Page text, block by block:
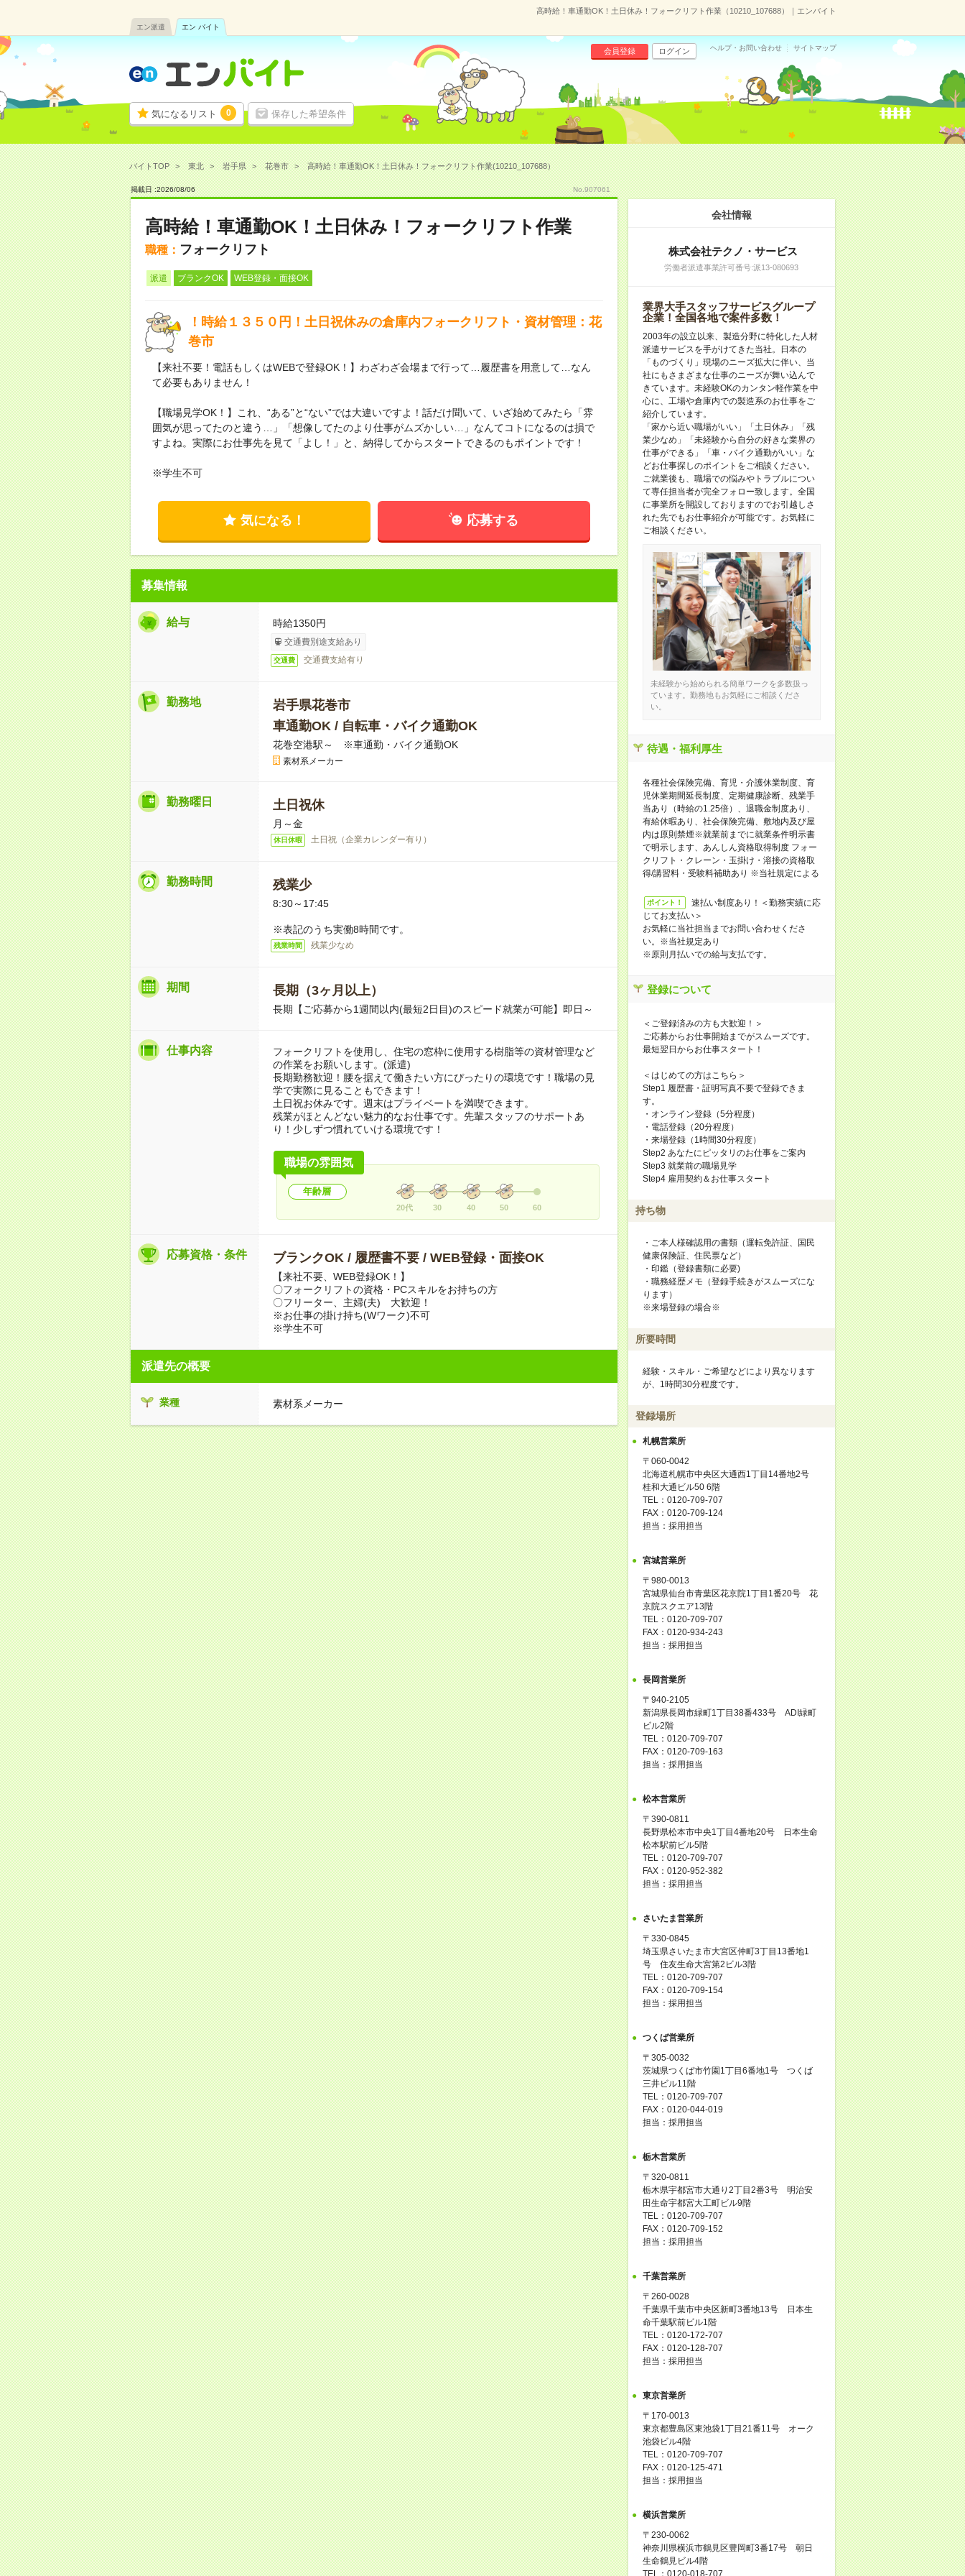
高時給！車通勤OK！土日休み！フォークリフト作業（10210_107688）｜エンバイト
エン派遣 エン バイト
気になるリスト 0 保存した希望条件
会員登録 ログイン ヘルプ・お問い合わせ サイトマップ
バイトTOP 東北 岩手県 花巻市 高時給！車通勤OK！土日休み！フォークリフト作業(10210_107688）
掲載日 :2026/08/06 No.907061
高時給！車通勤OK！土日休み！フォークリフト作業
職種： フォークリフト
派遣 ブランクOK WEB登録・面接OK
！時給１３５０円！土日祝休みの倉庫内フォークリフト・資材管理：花
巻市
【来社不要！電話もしくはWEBで登録OK！】わざわざ会場まで行って…履歴書を用意して…なん
て必要もありません！
【職場見学OK！】これ、“ある”と“ない”では大違いですよ！話だけ聞いて、いざ始めてみたら「雰
囲気が思ってたのと違う…」「想像してたのより仕事がムズかしい…」なんてコトになるのは損で
すよね。実際にお仕事先を見て「よし！」と、納得してからスタートできるのもポイントです！
※学生不可
気になる！ 応募する
募集情報
給与 時給1350円
交通費別途支給あり
交通費 交通費支給有り
勤務地
岩手県花巻市
車通勤OK / 自転車・バイク通勤OK
花巻空港駅～ ※車通勤・バイク通勤OK
素材系メーカー
勤務曜日 土日祝休
月～金
休日休暇 土日祝（企業カレンダー有り）
勤務時間 残業少
8:30～17:45
※表記のうち実働8時間です。
残業時間 残業少なめ
期間 長期（3ヶ月以上）
長期【ご応募から1週間以内(最短2日目)のスピード就業が可能】即日～
仕事内容
フォークリフトを使用し、住宅の窓枠に使用する樹脂等の資材管理など
の作業をお願いします。(派遣)
長期勤務歓迎！腰を据えて働きたい方にぴったりの環境です！職場の見
学で実際に見ることもできます！
土日祝お休みです。週末はプライベートを満喫できます。
残業がほとんどない魅力的なお仕事です。先輩スタッフのサポートあ
り！少しずつ慣れていける環境です！
職場の雰囲気
年齢層
20代 30 40 50 60
応募資格・条件 ブランクOK / 履歴書不要 / WEB登録・面接OK
【来社不要、WEB登録OK！】
〇フォークリフトの資格・PCスキルをお持ちの方
〇フリーター、主婦(夫) 大歓迎！
※お仕事の掛け持ち(Wワーク)不可
※学生不可
派遣先の概要
業種 素材系メーカー
会社情報
株式会社テクノ・サービス
労働者派遣事業許可番号:派13-080693
業界大手スタッフサービスグループ
企業！全国各地で案件多数！
2003年の設立以来、製造分野に特化した人材
派遣サービスを手がけてきた当社。日本の
「ものづくり」現場のニーズ拡大に伴い、当
社にもさまざまな仕事のニーズが舞い込んで
きています。未経験OKのカンタン軽作業を中
心に、工場や倉庫内での製造系のお仕事をご
紹介しています。
「家から近い職場がいい」「土日休み」「残
業少なめ」「未経験から自分の好きな業界の
仕事ができる」「車・バイク通勤がいい」な
どお仕事探しのポイントをご相談ください。
ご就業後も、職場での悩みやトラブルについ
て専任担当者が完全フォロー致します。全国
に事業所を開設しておりますのでお引越しさ
れた先でもお仕事紹介が可能です。お気軽に
ご相談ください。
未経験から始められる簡単ワークを多数扱っ
ています。勤務地もお気軽にご相談くださ
い。
待遇・福利厚生
各種社会保険完備、育児・介護休業制度、育
児休業期間延長制度、定期健康診断、残業手
当あり（時給の1.25倍）、退職金制度あり、
有給休暇あり、社会保険完備、敷地内及び屋
内は原則禁煙※就業前までに就業条件明示書
で明示します、あんしん資格取得制度 フォー
クリフト・クレーン・玉掛け・溶接の資格取
得/講習料・受験料補助あり ※当社規定による
ポイント！
速払い制度あり！＜勤務実績に応
じてお支払い＞
お気軽に当社担当までお問い合わせくださ
い。※当社規定あり
※原則月払いでの給与支払です。
登録について
＜ご登録済みの方も大歓迎！＞
ご応募からお仕事開始までがスムーズです。
最短翌日からお仕事スタート！
＜はじめての方はこちら＞
Step1 履歴書・証明写真不要で登録できま
す。
・オンライン登録（5分程度）
・電話登録（20分程度）
・来場登録（1時間30分程度）
Step2 あなたにピッタリのお仕事をご案内
Step3 就業前の職場見学
Step4 雇用契約＆お仕事スタート
持ち物
・ご本人様確認用の書類（運転免許証、国民
健康保険証、住民票など）
・印鑑（登録書類に必要)
・職務経歴メモ（登録手続きがスムーズにな
ります）
※来場登録の場合※
所要時間
経験・スキル・ご希望などにより異なります
が、1時間30分程度です。
登録場所
札幌営業所
〒060-0042
北海道札幌市中央区大通西1丁目14番地2号
桂和大通ビル50 6階
TEL：0120-709-707
FAX：0120-709-124
担当：採用担当
宮城営業所
〒980-0013
宮城県仙台市青葉区花京院1丁目1番20号 花
京院スクエア13階
TEL：0120-709-707
FAX：0120-934-243
担当：採用担当
長岡営業所
〒940-2105
新潟県長岡市緑町1丁目38番433号 ADI緑町
ビル2階
TEL：0120-709-707
FAX：0120-709-163
担当：採用担当
松本営業所
〒390-0811
長野県松本市中央1丁目4番地20号 日本生命
松本駅前ビル5階
TEL：0120-709-707
FAX：0120-952-382
担当：採用担当
さいたま営業所
〒330-0845
埼玉県さいたま市大宮区仲町3丁目13番地1
号 住友生命大宮第2ビル3階
TEL：0120-709-707
FAX：0120-709-154
担当：採用担当
つくば営業所
〒305-0032
茨城県つくば市竹園1丁目6番地1号 つくば
三井ビル11階
TEL：0120-709-707
FAX：0120-044-019
担当：採用担当
栃木営業所
〒320-0811
栃木県宇都宮市大通り2丁目2番3号 明治安
田生命宇都宮大工町ビル9階
TEL：0120-709-707
FAX：0120-709-152
担当：採用担当
千葉営業所
〒260-0028
千葉県千葉市中央区新町3番地13号 日本生
命千葉駅前ビル1階
TEL：0120-172-707
FAX：0120-128-707
担当：採用担当
東京営業所
〒170-0013
東京都豊島区東池袋1丁目21番11号 オーク
池袋ビル4階
TEL：0120-709-707
FAX：0120-125-471
担当：採用担当
横浜営業所
〒230-0062
神奈川県横浜市鶴見区豊岡町3番17号 朝日
生命鶴見ビル4階
TEL：0120-018-707